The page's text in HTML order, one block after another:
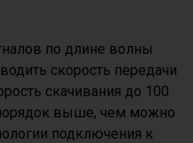
по длине волны
скорость передачи
скачивания до 100
выше, чем можно
подключения к